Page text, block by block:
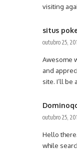
visiting
situs
outubro 25,
Awesome
and
site. I’ll be
outubro 25,
Hello
while